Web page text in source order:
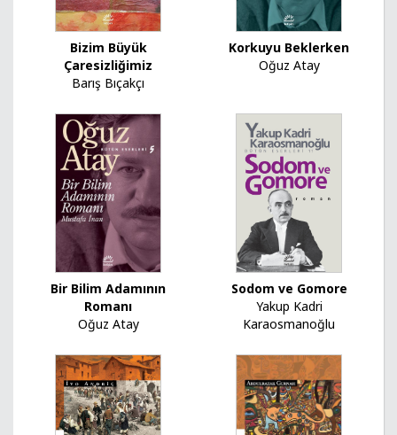
Bizim Büyük
Çaresizliğimiz
Barış Bıçakçı
Korkuyu Beklerken
Oğuz Atay
Bir Bilim Adamının
Romanı
Oğuz Atay
Sodom ve Gomore
Yakup Kadri
Karaosmanoğlu